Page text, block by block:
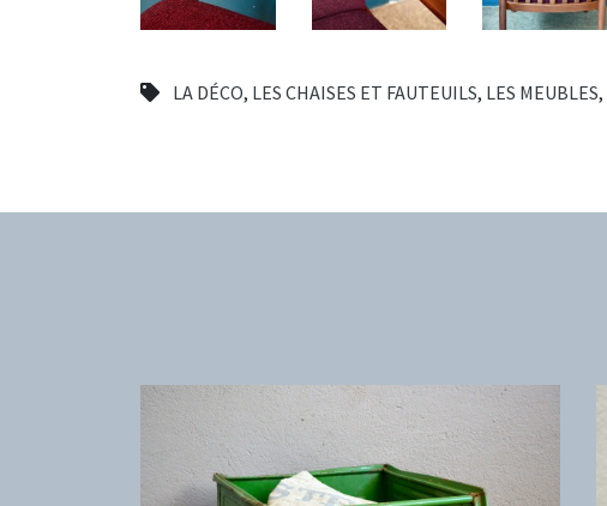
LA DÉCO, LES CHAISES ET FAUTEUILS, LES MEUBLES,